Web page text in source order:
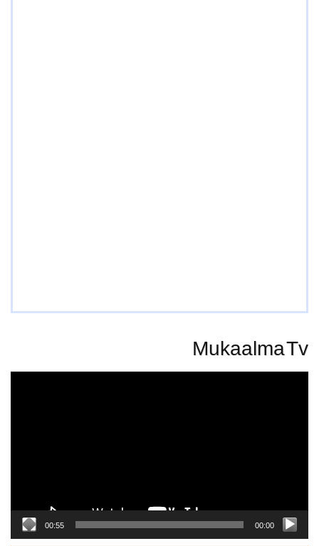
Mukaalma Tv
00:00
00:55